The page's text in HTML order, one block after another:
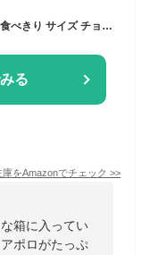
アポロ チョコレート 小袋 30袋【常温配送】食べきり サイズ チョコ お菓子 おやつ
る
庫をAmazonでチェック >>
箱に入ってい
ポロがたっぷ